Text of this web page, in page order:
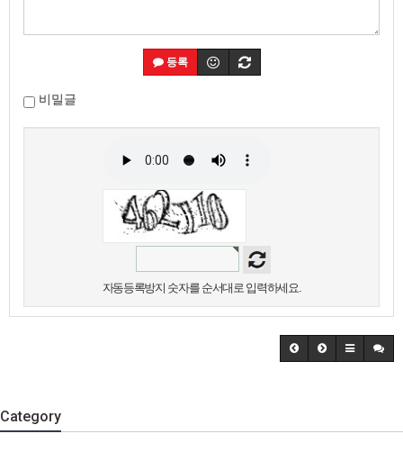
등록
비밀글
자동등록방지 숫자를 순서대로 입력하세요.
Category